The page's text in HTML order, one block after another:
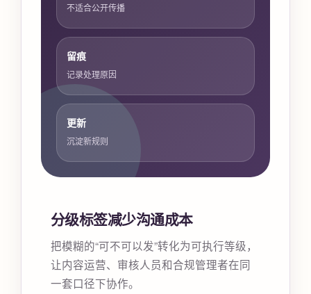
不适合公开传播
留痕
记录处理原因
更新
沉淀新规则
分级标签减少沟通成本
把模糊的“可不可以发”转化为可执行等级，
让内容运营、审核人员和合规管理者在同
一套口径下协作。